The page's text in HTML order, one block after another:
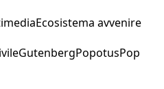
Ecosistema avvenire
GutenbergPopotusPop